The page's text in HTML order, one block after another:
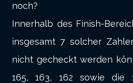
noch?
Innerhalb des Finish-
insgesamt 7 solcher
nicht gecheckt werden
165, 163, 162 sowie die